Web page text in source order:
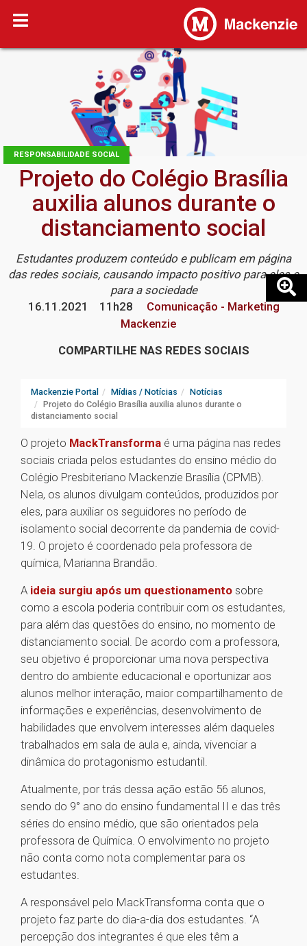
RESPONSABILIDADE SOCIAL
Projeto do Colégio Brasília
auxilia alunos durante o
distanciamento social
Estudantes produzem conteúdo e publicam em página
das redes sociais, causando impacto positivo para eles e
para a sociedade
16.11.2021
11h28
Comunicação - Marketing
Mackenzie
COMPARTILHE NAS REDES SOCIAIS
Mackenzie Portal Mídias / Notícias
Notícias
Projeto do Colégio Brasília auxilia alunos durante o
distanciamento social
O projeto MackTransforma é uma página nas redes
sociais criada pelos estudantes do ensino médio do
Colégio Presbiteriano Mackenzie Brasília (CPMB).
Nela, os alunos divulgam conteúdos, produzidos por
eles, para auxiliar os seguidores no período de
isolamento social decorrente da pandemia de covid-
19. O projeto é coordenado pela professora de
química, Marianna Brandão.
A ideia surgiu após um questionamento sobre
como a escola poderia contribuir com os estudantes,
para além das questões do ensino, no momento de
distanciamento social. De acordo com a professora,
seu objetivo é proporcionar uma nova perspectiva
dentro do ambiente educacional e oportunizar aos
alunos melhor interação, maior compartilhamento de
informações e experiências, desenvolvimento de
habilidades que envolvem interesses além daqueles
trabalhados em sala de aula e, ainda, vivenciar a
dinâmica do protagonismo estudantil.
Atualmente, por trás dessa ação estão 56 alunos,
sendo do 9° ano do ensino fundamental II e das três
séries do ensino médio, que são orientados pela
professora de Química. O envolvimento no projeto
não conta como nota complementar para os
estudantes.
A responsável pelo MackTransforma conta que o
projeto faz parte do dia-a-dia dos estudantes. “A
percepção dos integrantes é que eles têm a